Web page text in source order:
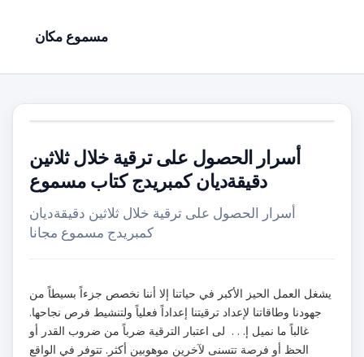
مسموع مكان
أسرار الحصول على ترقية خلال ثلاثين
دقيقةديان كمبريدج كتاب مسموع
أسرار الحصول على ترقية خلال ثلاثين دقيقةديان
كمبريدج مسموع مجانا
يشغل العمل الحيز الأكبر في حياتنا إلا أننا نخصص جزءاً بسيطاً من
جهودنا وطاقاتنا لإعداد ترقيتنا إعداداً فعلياً ولتنشيط فرص نجاحها.
غالباً ما نميل إ. . . لى اعتبار الترقية ضرباً من ضروب القدر أو
الحظ أو فرصة تتسنى لآخرين موهوبين أكثر. تتوفر في الواقع